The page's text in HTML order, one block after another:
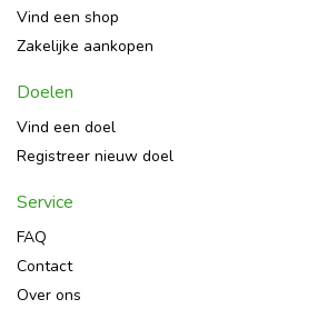
Vind een shop
Zakelijke aankopen
Doelen
Vind een doel
Registreer nieuw doel
Service
FAQ
Contact
Over ons